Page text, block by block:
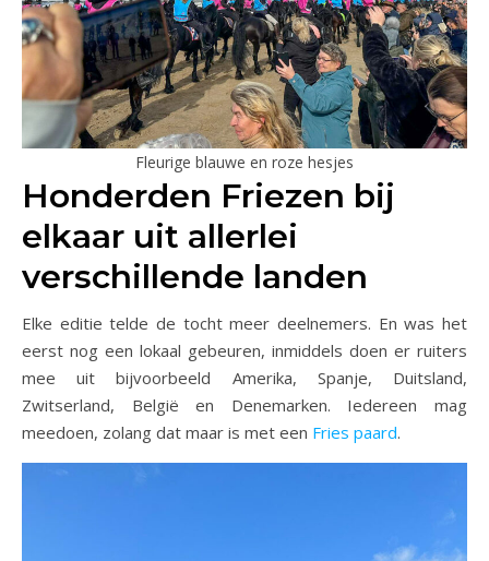
Fleurige blauwe en roze hesjes
Honderden Friezen bij
elkaar uit allerlei
verschillende landen
Elke editie telde de tocht meer deelnemers. En was het
eerst nog een lokaal gebeuren, inmiddels doen er ruiters
mee uit bijvoorbeeld Amerika, Spanje, Duitsland,
Zwitserland, België en Denemarken. Iedereen mag
meedoen, zolang dat maar is met een Fries paard.